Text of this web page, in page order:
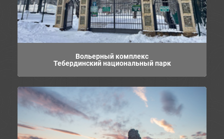
Вольерный комплекс
Тебердинский национальный парк